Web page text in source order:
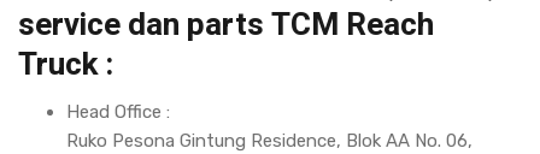
service dan parts TCM Reach
Truck:
Head Office :
Ruko Pesona Gintung Residence, Blok AA No. 06,